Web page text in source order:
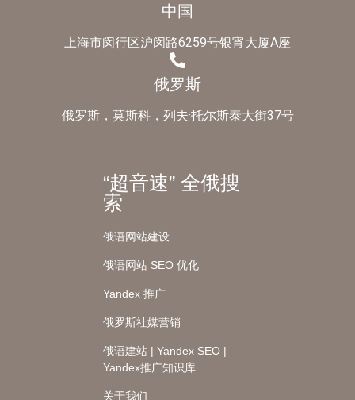
中国
上海市闵行区沪闵路6259号银宵大厦A座
俄罗斯
俄罗斯，莫斯科，列夫·托尔斯泰大街37号
“超音速” 全俄搜
索
俄语网站建设
俄语网站 SEO 优化
Yandex 推广
俄罗斯社媒营销
俄语建站 | Yandex SEO |
Yandex推广知识库
关于我们